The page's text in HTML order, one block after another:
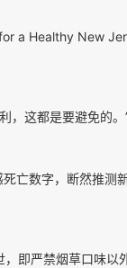
a Healthy New
，这都是要避免的。
亡数字，断然推测
，即严禁烟草口味以